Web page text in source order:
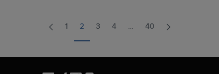
1 2 3 4 … 40